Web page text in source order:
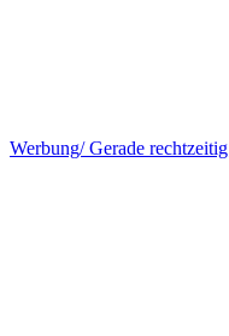
Werbung/ Gerade